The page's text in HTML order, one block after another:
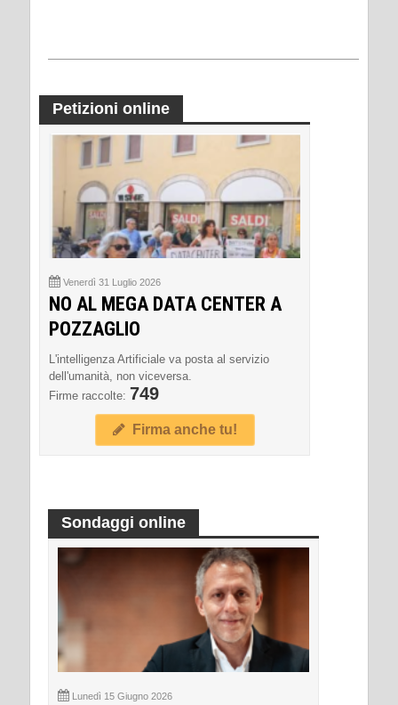
Petizioni online
Venerdì 31 Luglio 2026
NO AL MEGA DATA CENTER A
POZZAGLIO
L'intelligenza Artificiale va posta al servizio
dell'umanità, non viceversa.
Firme raccolte: 749
Firma anche tu!
Sondaggi online
Lunedì 15 Giugno 2026